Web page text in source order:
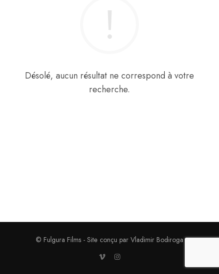
Désolé, aucun résultat ne correspond à votre
recherche.
© Fulgura Films - Site conçu par Vladimir Bodiroga